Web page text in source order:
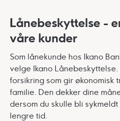
Lånebeskyttelse -
våre kunder
Som lånekunde hos Ikano
velge Ikano
forsikring som gir økonomisk
familie. Den dekker dine
dersom du skulle bli
lengre tid.